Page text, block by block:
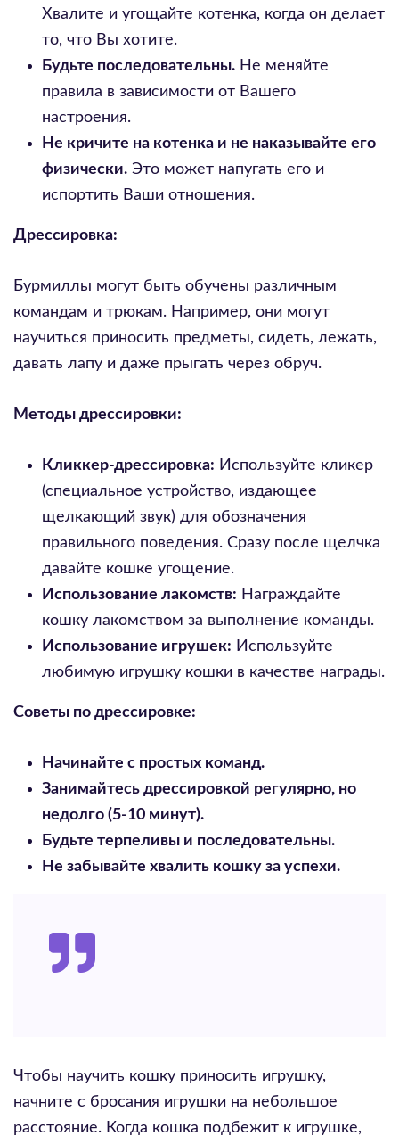
Хвалите и угощайте котенка, когда он делает
то, что Вы хотите.
Будьте последовательны. Не меняйте
правила в зависимости от Вашего
настроения.
Не кричите на котенка и не наказывайте его
физически. Это может напугать его и
испортить Ваши отношения.
Дрессировка:
Бурмиллы могут быть обучены различным
командам и трюкам. Например, они могут
научиться приносить предметы, сидеть, лежать,
давать лапу и даже прыгать через обруч.
Методы дрессировки:
Кликкер-дрессировка: Используйте кликер
(специальное устройство, издающее
щелкающий звук) для обозначения
правильного поведения. Сразу после щелчка
давайте кошке угощение.
Использование лакомств: Награждайте
кошку лакомством за выполнение команды.
Использование игрушек: Используйте
любимую игрушку кошки в качестве награды.
Советы по дрессировке:
Начинайте с простых команд.
Занимайтесь дрессировкой регулярно, но
недолго (5-10 минут).
Будьте терпеливы и последовательны.
Не забывайте хвалить кошку за успехи.
Чтобы научить кошку приносить игрушку,
начните с бросания игрушки на небольшое
расстояние. Когда кошка подбежит к игрушке,